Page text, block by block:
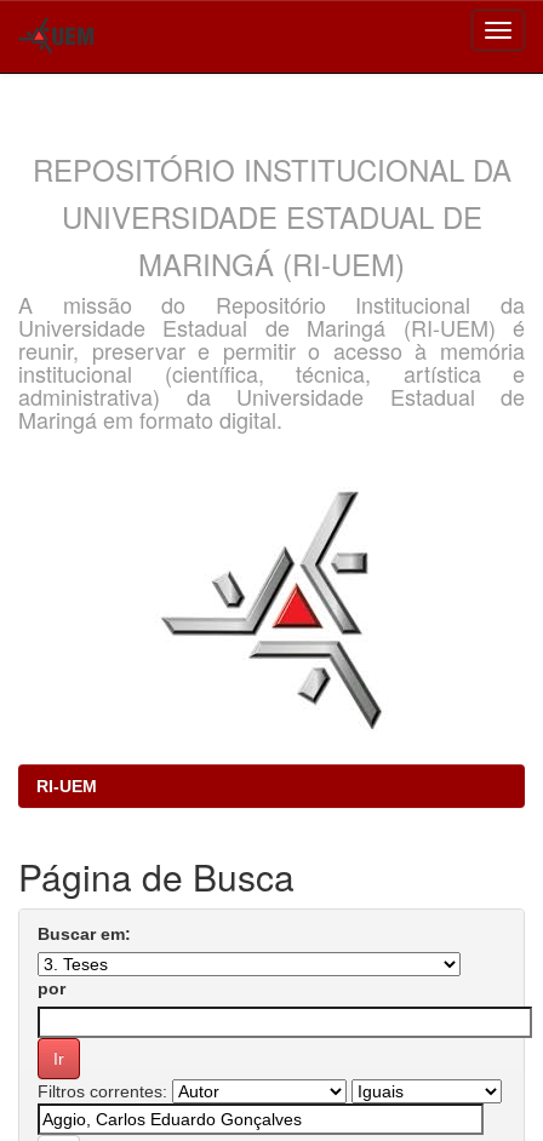
REPOSITÓRIO INSTITUCIONAL DA
UNIVERSIDADE ESTADUAL DE
MARINGÁ (RI-UEM)
A missão do Repositório Institucional da
Universidade Estadual de Maringá (RI-UEM) é
reunir, preservar e permitir o acesso à memória
institucional (científica, técnica, artística e
administrativa) da Universidade Estadual de
Maringá em formato digital.
RI-UEM
Página de Busca
Buscar em:
por
Filtros correntes: